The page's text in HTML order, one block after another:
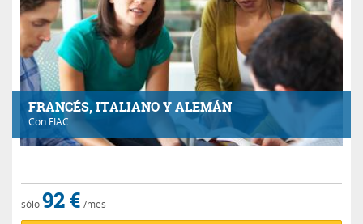
FRANCÉS, ITALIANO Y ALEMÁN
Con FIAC
sólo92 € /mes